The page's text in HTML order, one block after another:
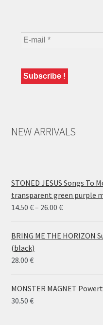
NEW ARRIVALS
STONED JESUS Songs To
transparent green purple
14.50 €– 26.00 €Price
14.50 €
BRING ME THE HORIZON
(black)
28.00 €
MONSTER MAGNET
30.50 €